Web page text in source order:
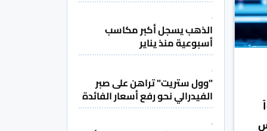
الذهب يسجل أكبر مكاسب
أسبوعية منذ يناير
"وول ستريت" تراهن على صبر
الفيدرالي نحو رفع أسعار الفائدة